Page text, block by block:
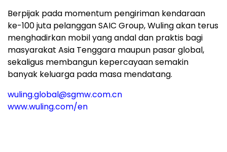
Berpijak pada momentum pengiriman kendaraan
ke-100 juta pelanggan SAIC Group, Wuling akan terus
menghadirkan mobil yang andal dan praktis bagi
masyarakat Asia Tenggara maupun pasar global,
sekaligus membangun kepercayaan semakin
banyak keluarga pada masa mendatang.
wuling.global@sgmw.com.cn
www.wuling.com/en